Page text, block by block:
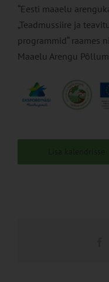
“Eesti maaelu
„Teadmussiire ja
programmid“ raames
Maaelu Arengu